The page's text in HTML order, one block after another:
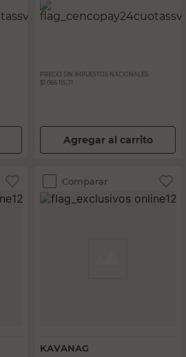
PRECIO SIN IMPUESTOS NACIONALES:
$1.066.115,71
Agregar al carrito
Comparar
KAVANAG